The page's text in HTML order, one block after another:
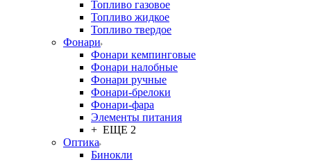
Топливо газовое
Топливо жидкое
Топливо твердое
Фонари
Фонари кемпинговые
Фонари налобные
Фонари ручные
Фонари-брелоки
Фонари-фара
Элементы питания
+ ЕЩЕ 2
Оптика
Бинокли